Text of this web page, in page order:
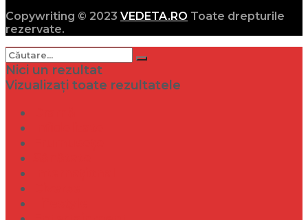
Copywriting © 2023 VEDETA.RO Toate drepturile
rezervate.
Nici un rezultat
Vizualizați toate rezultatele